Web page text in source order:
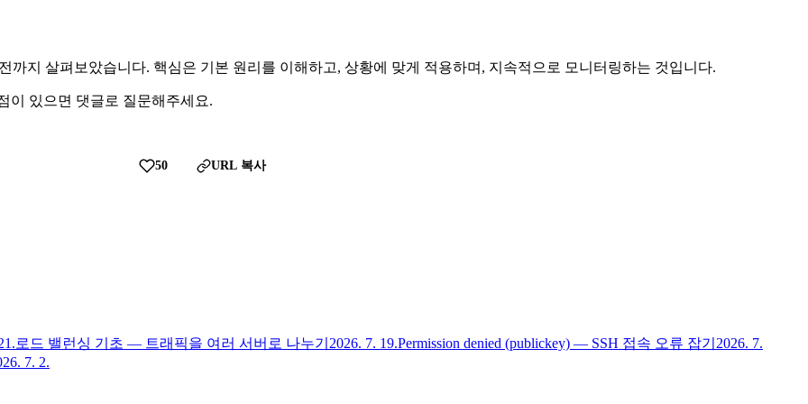
까지 살펴보았습니다. 핵심은 기본 원리를 이해하고, 상황에 맞게 적용하며, 지속적으로 모니터링하는 것입니다.
이 있으면 댓글로 질문해주세요.
50 URL 복사
로드 밸런싱 기초 — 트래픽을 여러 서버로 나누기 2026. 7. 19.Permission denied (publickey) — SSH 접속 오류 잡기 2026. 7.
7. 2.